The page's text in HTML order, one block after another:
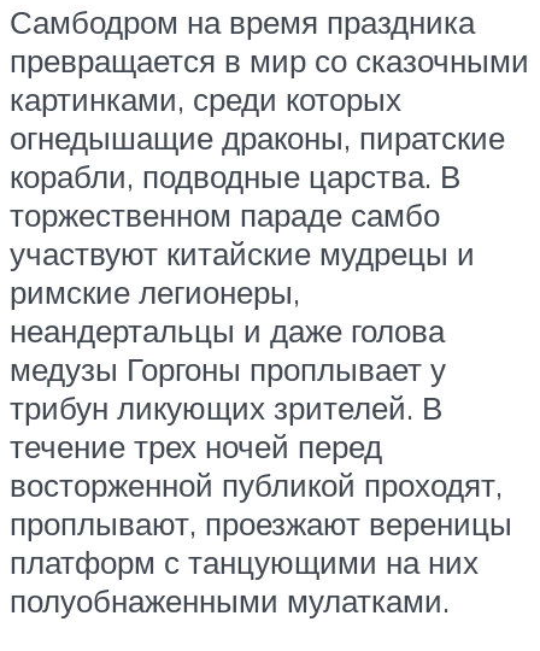
Самбодром на время праздника
превращается в мир со сказочными
картинками, среди которых
огнедышащие драконы, пиратские
корабли, подводные царства. В
торжественном параде самбо
участвуют китайские мудрецы и
римские легионеры,
неандертальцы и даже голова
медузы Горгоны проплывает у
трибун ликующих зрителей. В
течение трех ночей перед
восторженной публикой проходят,
проплывают, проезжают вереницы
платформ с танцующими на них
полуобнаженными мулатками.